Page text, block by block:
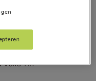
Voile Tin